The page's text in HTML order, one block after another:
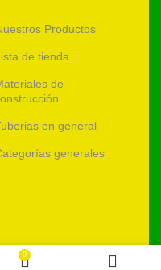
Productos
de tienda
de
en general
generales
0